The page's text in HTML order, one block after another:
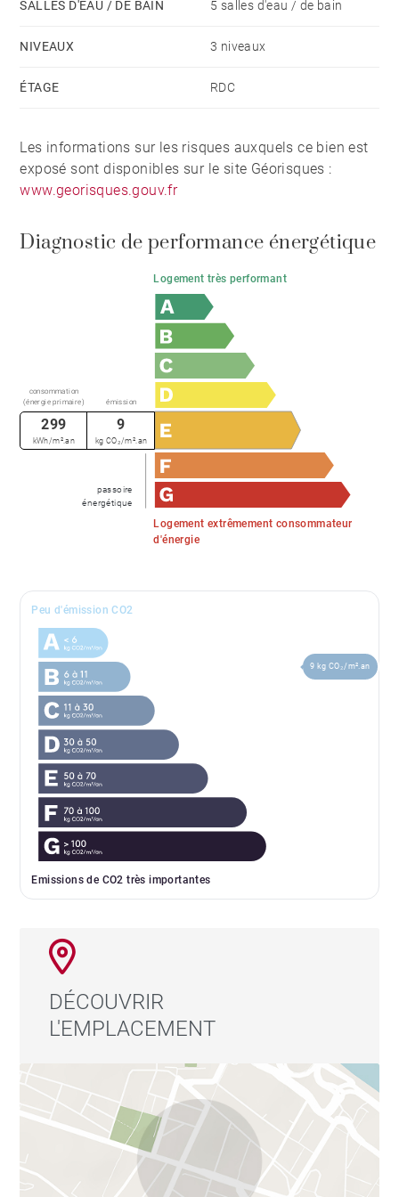
SALLES D'EAU / DE BAIN 5 salles d'eau / de bain
NIVEAUX 3 niveaux
ÉTAGE RDC
Les informations sur les risques auxquels ce bien est
exposé sont disponibles sur le site Géorisques :
www.georisques.gouv.fr
Diagnostic de performance énergétique
Logement très performant
Logement extrêmement consommateur
d'énergie
passoire
énergétique
consommation
(énergie primaire)
émission
299
kWh/m².an
9
kg CO₂/m².an
Peu d'émission CO2
Emissions de CO2 très importantes
9 kg CO₂/m².an
DÉCOUVRIR
L'EMPLACEMENT